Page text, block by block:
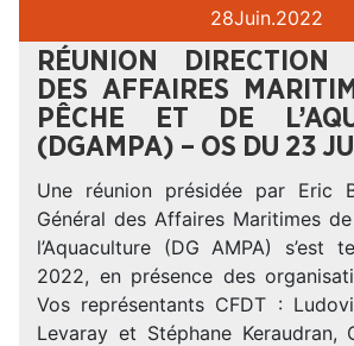
28Juin.2022
RÉUNION DIRECTION
DES AFFAIRES
PÊCHE ET DE
(DGAMPA) – OS DU 23
Une réunion présidée par Eric
Général des Affaires Maritimes
l’Aquaculture (DG AMPA) s’est
2022, en présence des
Vos représentants CFDT :
Levaray et Stéphane Keraudran,